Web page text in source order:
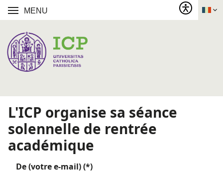
MENU
L'ICP organise sa séance
solennelle de rentrée
académique
De (votre e-mail) (*)